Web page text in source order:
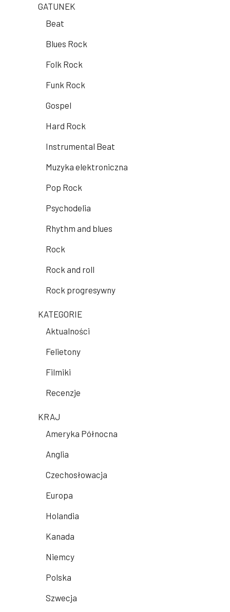
GATUNEK
Beat
Blues Rock
Folk Rock
Funk Rock
Gospel
Hard Rock
Instrumental Beat
Muzyka elektroniczna
Pop Rock
Psychodelia
Rhythm and blues
Rock
Rock and roll
Rock progresywny
KATEGORIE
Aktualności
Felietony
Filmiki
Recenzje
KRAJ
Ameryka Północna
Anglia
Czechosłowacja
Europa
Holandia
Kanada
Niemcy
Polska
Szwecja